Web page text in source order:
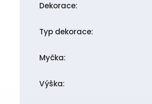
Dekorace:
Typ dekorace:
Myčka:
Výška: